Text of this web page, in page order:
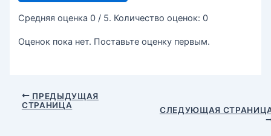
Средняя оценка 0 / 5. Количество оценок: 0
Оценок пока нет. Поставьте оценку первым.
ПРЕДЫДУЩАЯ
СТРАНИЦА
СЛЕДУЮЩАЯ